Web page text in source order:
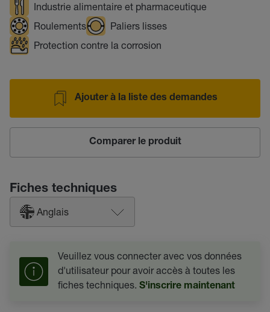
Industrie alimentaire et pharmaceutique
Roulements
Paliers lisses
Protection contre la corrosion
Ajouter à la liste des demandes
Comparer le produit
Fiches techniques
Anglais
Veuillez vous connecter avec vos données
d'utilisateur pour avoir accès à toutes les
fiches techniques. S'inscrire maintenant